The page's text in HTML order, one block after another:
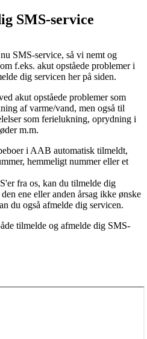
SMS-service
SMS-service, så vi nemt og
f.eks. akut opståede problemer i
dig servicen her på siden.
akut opståede problemer som
af varme/vand, men også til
som ferielukning, oprydning i
m.m.
i AAB automatisk tilmeldt,
hemmeligt nummer eller et
fra os, kan du tilmelde dig
ene eller anden årsag ikke ønske
du også afmelde dig servicen.
tilmelde og afmelde dig SMS-